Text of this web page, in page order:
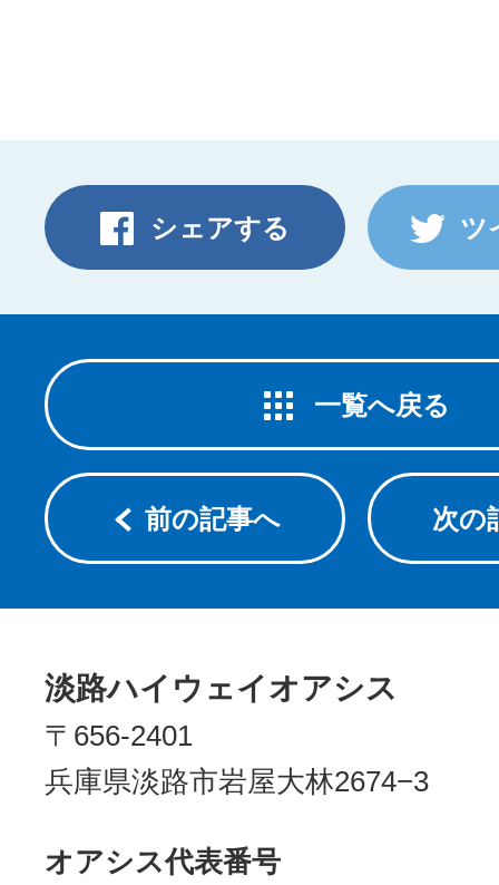
シェアする ツ
一覧へ戻る
前の記事へ 次の
淡路ハイウェイオアシス
〒656-2401
兵庫県淡路市岩屋大林2674−3
オアシス代表番号